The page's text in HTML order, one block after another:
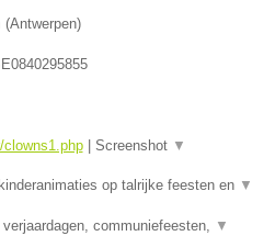
(Antwerpen)
clowns1.php| Screenshot ▼
op talrijke feesten en ▼
communiefeesten, ▼